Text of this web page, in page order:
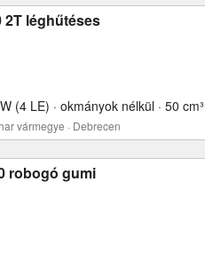
2T léghűtéses
(4 LE) · okmányok nélkül · 50 cm³
vármegye · Debrecen
robogó gumi